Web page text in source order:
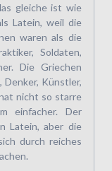
gleiche ist wie
Latein, weil die
waren als die
Soldaten,
Die Griechen
Denker, Künstler,
nicht so starre
einfacher. Der
Latein, aber die
durch reiches